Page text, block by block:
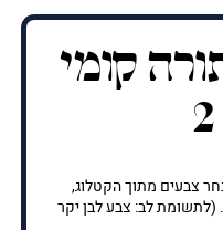
קומי
צבעים מתוך הקטלוג,
לב: צבע לבן יקר